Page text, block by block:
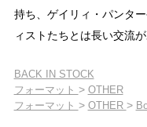
持ち、ゲイリィ・パンタ
ィストたちとは長い交流が
BACK IN STOCK
フォーマット > OTHER
フォーマット > OTHER >